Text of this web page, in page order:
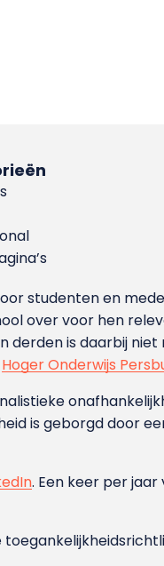
studenten en
over voor hen
is daarbij niet
Hoger Onderwijs
is geborgd door
. Een keer per